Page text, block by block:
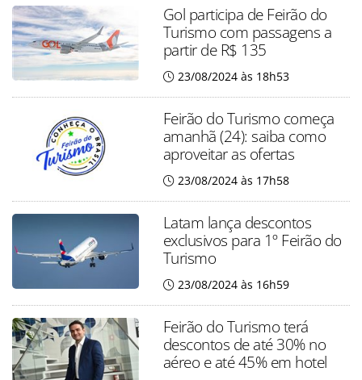
Gol participa de Feirão do
Turismo com passagens a
partir de R$ 135
23/08/2024 às 18h53
Feirão do Turismo começa
amanhã (24): saiba como
aproveitar as ofertas
23/08/2024 às 17h58
Latam lança descontos
exclusivos para 1º Feirão do
Turismo
23/08/2024 às 16h59
Feirão do Turismo terá
descontos de até 30% no
aéreo e até 45% em hotel